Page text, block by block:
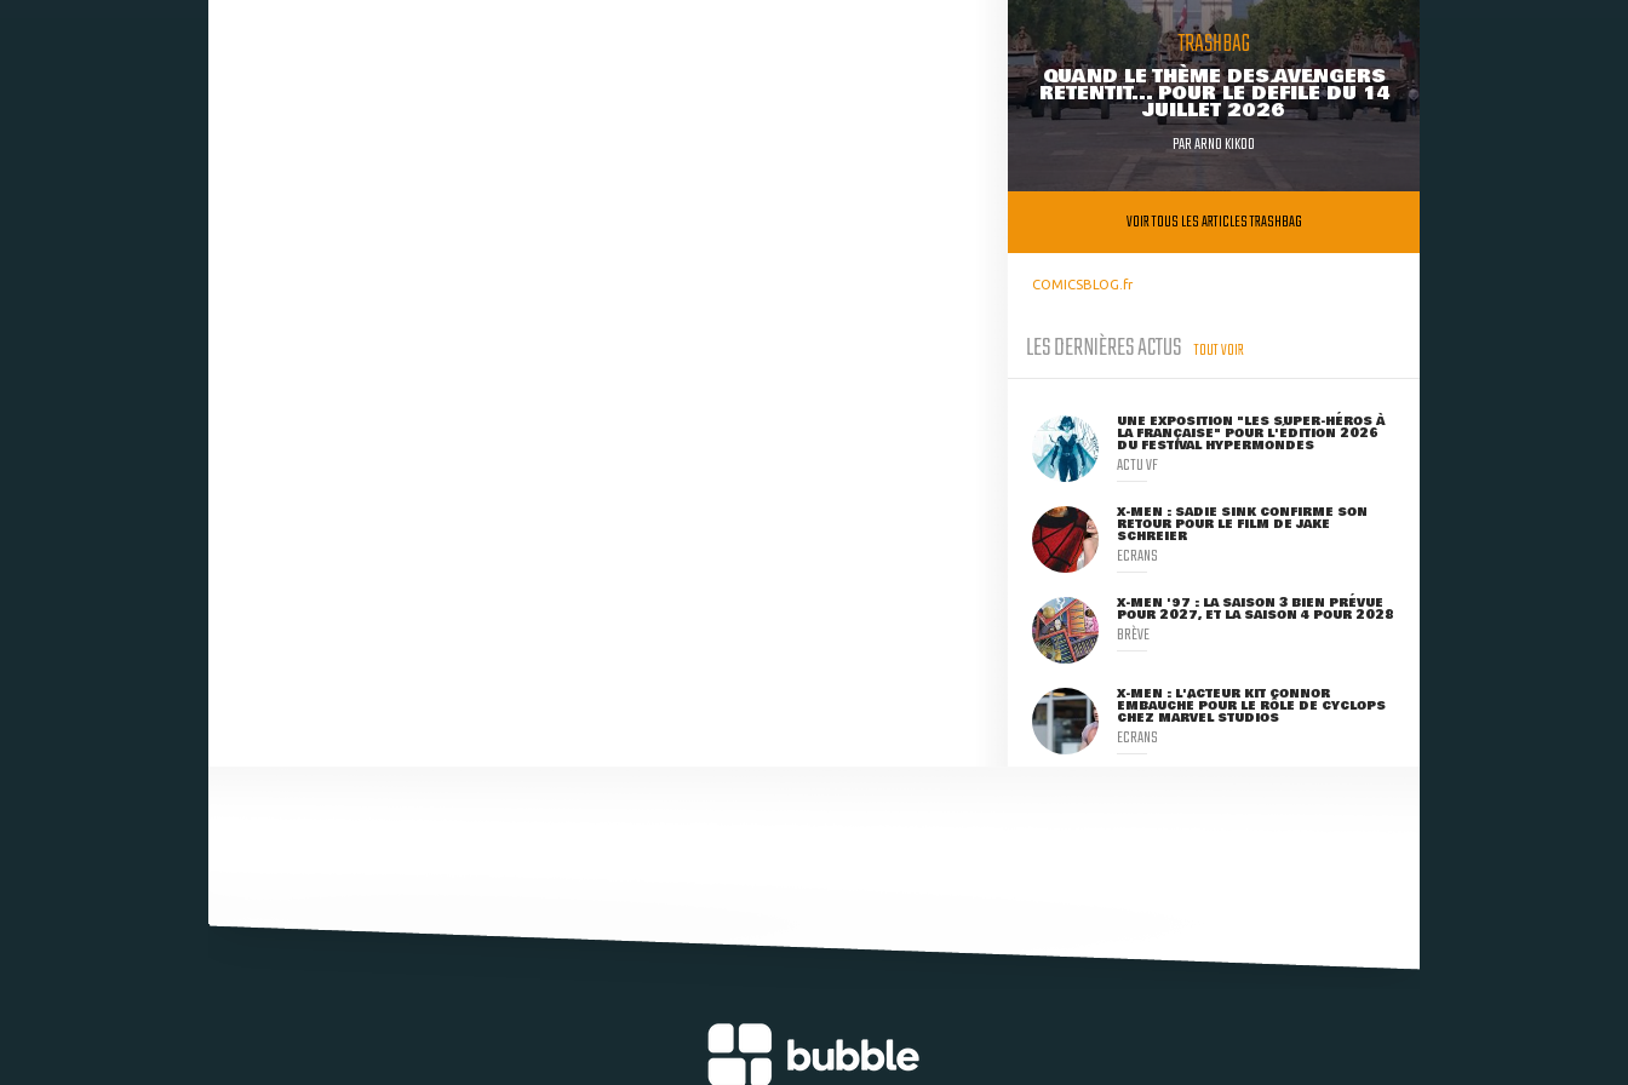
TRASHBAG
QUAND LE THÈME DES AVENGERS
RETENTIT... POUR LE DÉFILÉ DU 14
JUILLET 2026
PARARNO KIKOO
VOIR TOUS LES ARTICLES TRASHBAG
COMICSBLOG.fr
LES DERNIÈRES ACTUS TOUT VOIR
UNE EXPOSITION "LES SUPER-HÉROS À
LA FRANÇAISE" POUR L'ÉDITION 2026
DU FESTIVAL HYPERMONDES
ACTU VF
X-MEN : SADIE SINK CONFIRME SON
RETOUR POUR LE FILM DE JAKE
SCHREIER
ECRANS
X-MEN '97 : LA SAISON 3 BIEN PRÉVUE
POUR 2027, ET LA SAISON 4 POUR 2028
BRÈVE
X-MEN : L'ACTEUR KIT CONNOR
EMBAUCHÉ POUR LE RÔLE DE CYCLOPS
CHEZ MARVEL STUDIOS
ECRANS